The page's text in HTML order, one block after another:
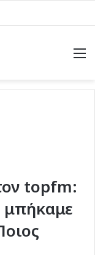
topfm:
μπήκαμε